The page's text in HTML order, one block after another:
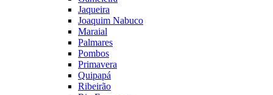
Jaqueira
Joaquim Nabuco
Maraial
Palmares
Pombos
Primavera
Quipapá
Ribeirão